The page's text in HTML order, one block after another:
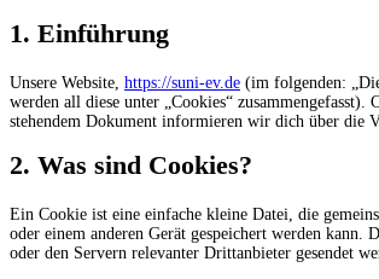
1. Einführung
Unsere Website, https://suni-ev.de (im folgenden:
werden all diese unter „Cookies“
stehendem Dokument informieren wir dich über die
2. Was sind Cookies?
Ein Cookie ist eine einfache kleine Datei, die
oder einem anderen Gerät gespeichert werden kann.
oder den Servern relevanter Drittanbieter gesendet